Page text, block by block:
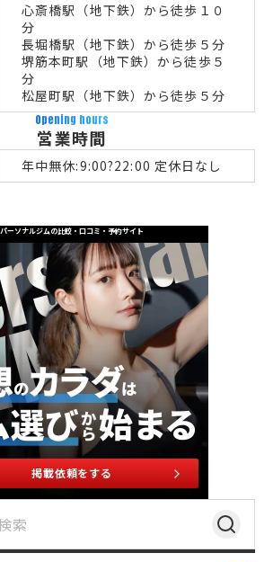
心斎橋駅（地下鉄）から徒歩１０
分
長堀橋駅（地下鉄）から徒歩５分
堺筋本町駅（地下鉄）から徒歩５
分
松屋町駅（地下鉄）から徒歩５分
Opening hours
営業時間
年中無休:9:00?22:00 定休日なし
パーソナルジムの比較・口コミ・予約サイト
掲載依頼をする